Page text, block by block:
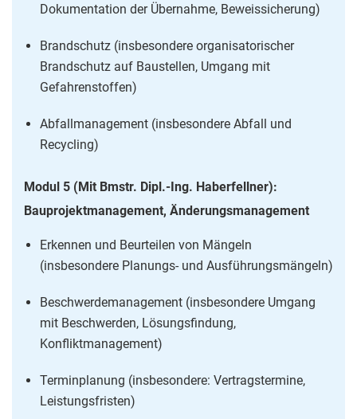
Dokumentation der Übernahme, Beweissicherung)
Brandschutz (insbesondere organisatorischer
Brandschutz auf Baustellen, Umgang mit
Gefahrenstoffen)
Abfallmanagement (insbesondere Abfall und
Recycling)
Modul 5 (Mit Bmstr. Dipl.-Ing. Haberfellner):
Bauprojektmanagement, Änderungsmanagement
Erkennen und Beurteilen von Mängeln
(insbesondere Planungs- und Ausführungsmängeln)
Beschwerdemanagement (insbesondere Umgang
mit Beschwerden, Lösungsfindung,
Konfliktmanagement)
Terminplanung (insbesondere: Vertragstermine,
Leistungsfristen)